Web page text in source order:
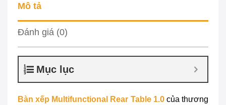
Mô tả
Đánh giá (0)
Mục lục
Bàn xếp Multifunctional Rear Table 1.0của thương